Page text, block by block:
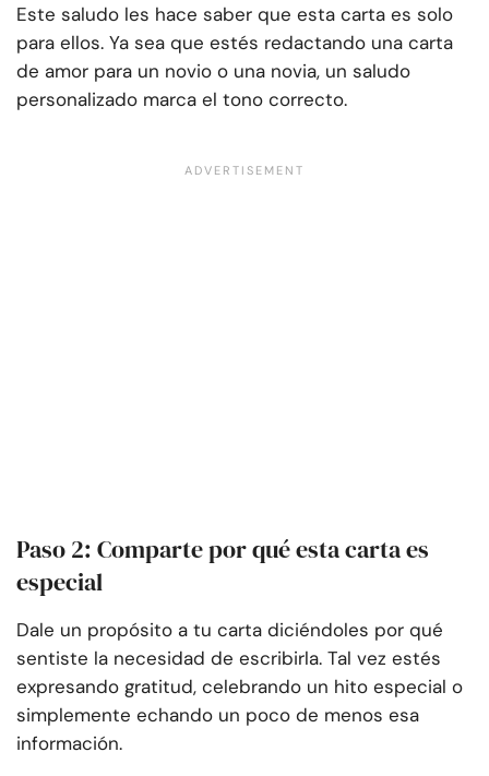
Este saludo les hace saber que esta carta es solo
para ellos. Ya sea que estés redactando una carta
de amor para un novio o una novia, un saludo
personalizado marca el tono correcto.
Paso 2: Comparte por qué esta carta es
especial
Dale un propósito a tu carta diciéndoles por qué
sentiste la necesidad de escribirla. Tal vez estés
expresando gratitud, celebrando un hito especial o
simplemente echando un poco de menos esa
información.